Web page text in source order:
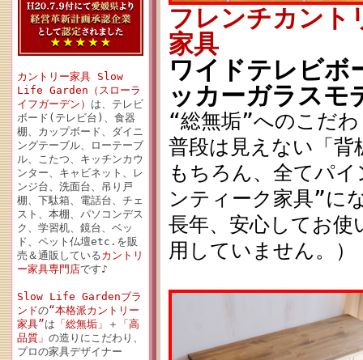
カントリー家具 Slow
Life Garden（スローラ
イフガーデン） は、テレビ
ボード(テレビ台)、食器
棚、カップボード、ダイニ
ングテーブル、ローテーブ
ル、こたつ、キッチンカウ
ンター、キャビネット、レ
ンジ台、洗面台、吊り戸
棚、下駄箱、電話台、チェ
スト、本棚、パソコンデス
ク、学習机、鏡台、ベッ
ド、ペット仏壇etc.を販
売＆通販しているカントリ
ー家具専門店です♪
Slow Life Gardenブラ
ンドの“本格派カントリー
家具”は 「総無垢」 ＋
「高
品質」 の造りにこだわり、
プロの家具デザイナー
フレンチカント
家具
ワイドテレビ
ッカーガラスモ
“総無垢”へのこ
普段は見えない「背
もちろん、全てパ
ンティーク家具”に
長年、安心してお
用していません。）